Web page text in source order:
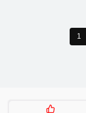
1
热